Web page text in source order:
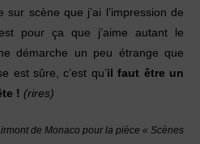
sur scène que j’ai l’impression de
pour ça que j’aime autant le
démarche un peu étrange que
est sûre, c’est qu’il faut être un
! (rires)
de Monaco pour la pièce « Scènes